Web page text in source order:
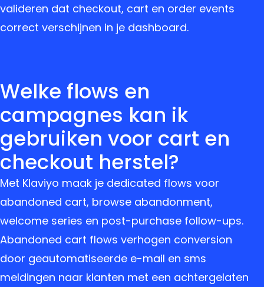
valideren dat checkout, cart en order events
correct verschijnen in je dashboard.
Welke flows en
campagnes kan ik
gebruiken voor cart en
checkout herstel?
Met Klaviyo maak je dedicated flows voor
abandoned cart, browse abandonment,
welcome series en post-purchase follow-ups.
Abandoned cart flows verhogen conversion
door geautomatiseerde e-mail en sms
meldingen naar klanten met een achtergelaten